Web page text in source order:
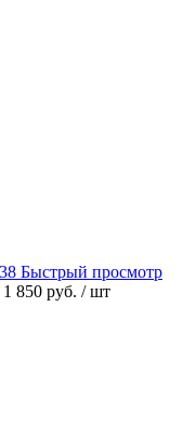
Быстрый просмотр
1 850 руб. / шт